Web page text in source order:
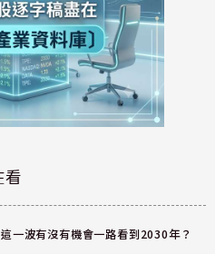
看
一波有沒有機會一路看到2030年？